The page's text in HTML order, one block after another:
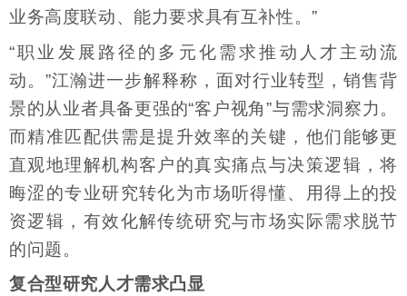
业务高度联动、能力要求具有互补性。”
“职业发展路径的多元化需求推动人才主动流
动。”江瀚进一步解释称，面对行业转型，销售背
景的从业者具备更强的“客户视角”与需求洞察力。
而精准匹配供需是提升效率的关键，他们能够更
直观地理解机构客户的真实痛点与决策逻辑，将
晦涩的专业研究转化为市场听得懂、用得上的投
资逻辑，有效化解传统研究与市场实际需求脱节
的问题。
复合型研究人才需求凸显